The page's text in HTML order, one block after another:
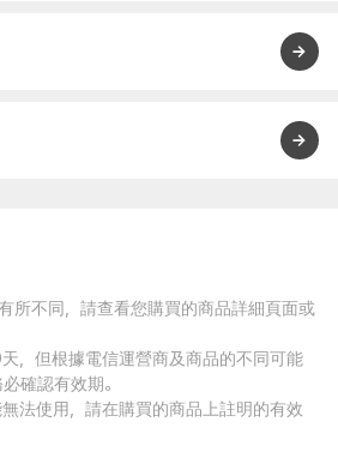
所不同，請查看您購買的商品詳細頁面或
，但根據電信運營商及商品的不同可能
確認有效期。
法使用，請在購買的商品上註明的有效